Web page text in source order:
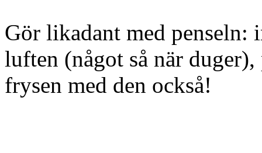
Gör likadant med penseln:
luften (något så när
frysen med den också!